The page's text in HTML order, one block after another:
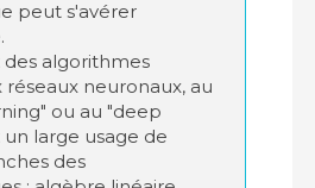
peut s'avérer
algorithmes
réseaux neuronaux, au
ou au "deep
un large usage de
des